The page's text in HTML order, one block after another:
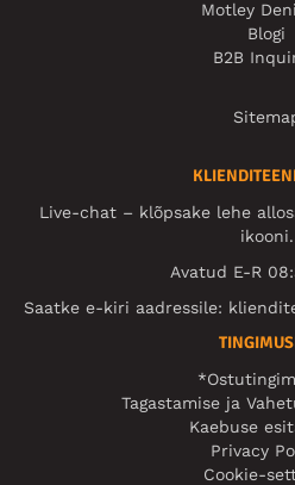
Motley
Blogi
B2B
Live-chat – klõpsake lehe
ikooni.
Avatud E-R
Saatke e-kiri aadressile:
Tagastamise ja
Kaebuse
Privacy
Cookie-